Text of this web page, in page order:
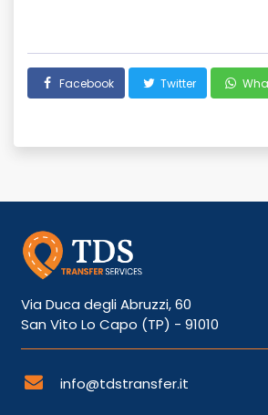
Facebook Twitter
Via Duca degli Abruzzi, 60
San Vito Lo Capo (TP) - 91010
info@tdstransfer.it